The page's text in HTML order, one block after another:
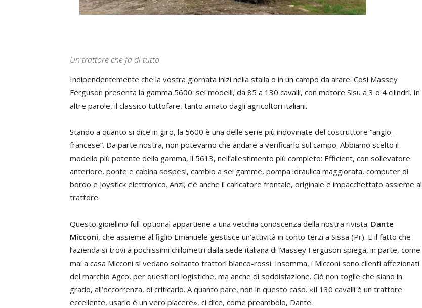
Un trattore che fa di tutto
Indipendentemente che la vostra giornata inizi nella stalla o in un campo da arare. Così Massey
Ferguson presenta la gamma 5600: sei modelli, da 85 a 130 cavalli, con motore Sisu a 3 o 4 cilindri. In
altre parole, il classico tuttofare, tanto amato dagli agricoltori italiani.
Stando a quanto si dice in giro, la 5600 è una delle serie più indovinate del costruttore “anglo-
francese”. Da parte nostra, non potevamo che andare a verificarlo sul campo. Abbiamo scelto il
modello più potente della gamma, il 5613, nell’allestimento più completo: Efficient, con sollevatore
anteriore, ponte e cabina sospesi, cambio a sei gamme, pompa idraulica maggiorata, computer di
bordo e joystick elettronico. Anzi, c’è anche il caricatore frontale, originale e impacchettato assieme al
trattore.
Questo gioiellino full-optional appartiene a una vecchia conoscenza della nostra rivista: Dante
Micconi, che assieme al figlio Emanuele gestisce un’attività in conto terzi a Sissa (Pr). E il fatto che
l’azienda si trovi a pochissimi chilometri dalla sede italiana di Massey Ferguson spiega, in parte, come
mai a casa Micconi si vedano soltanto trattori bianco-rossi. Insomma, i Micconi sono clienti affezionati
del marchio Agco, per questioni logistiche, ma anche di soddisfazione. Ciò non toglie che siano in
grado, all’occorrenza, di criticarlo. A quanto pare, non in questo caso. «Il 130 cavalli è un trattore
eccellente, usarlo è un vero piacere», ci dice, come preambolo, Dante.